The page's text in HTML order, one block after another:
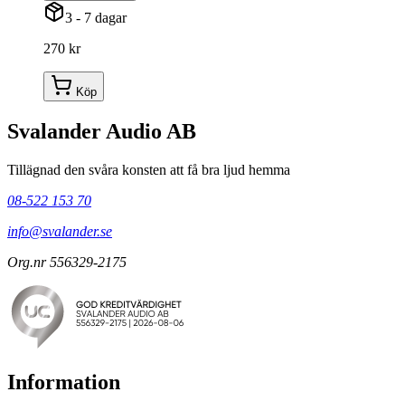
3 - 7 dagar
270 kr
Köp
Svalander Audio AB
Tillägnad den svåra konsten att få bra ljud hemma
08-522 153 70
info@svalander.se
Org.nr 556329-2175
Information